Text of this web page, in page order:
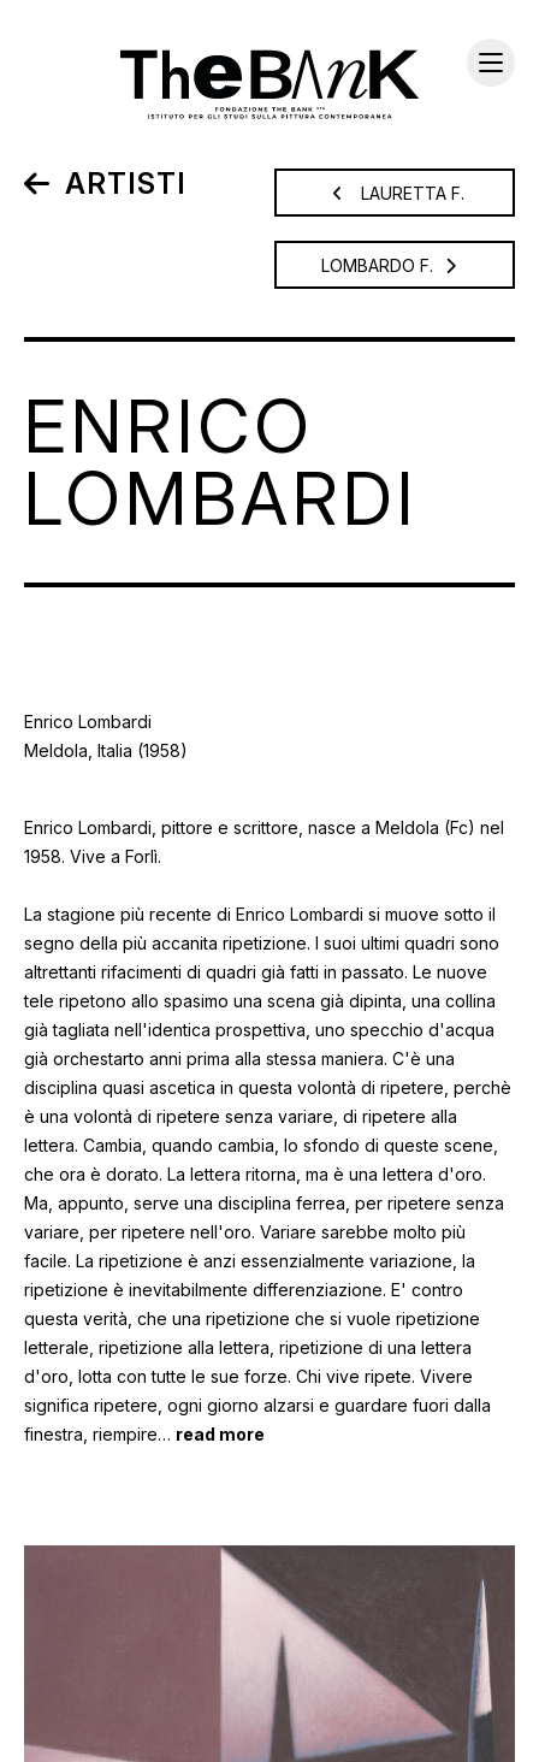
ARTISTI LAURETTA F.
LOMBARDO F.
ENRICO
LOMBARDI
Enrico Lombardi
Meldola, Italia (1958)
Enrico Lombardi, pittore e scrittore, nasce a Meldola (Fc) nel
1958. Vive a Forlì.
La stagione più recente di Enrico Lombardi si muove sotto il
segno della più accanita ripetizione. I suoi ultimi quadri sono
altrettanti rifacimenti di quadri già fatti in passato. Le nuove
tele ripetono allo spasimo una scena già dipinta, una collina
già tagliata nell'identica prospettiva, uno specchio d'acqua
già orchestarto anni prima alla stessa maniera. C'è una
disciplina quasi ascetica in questa volontà di ripetere, perchè
è una volontà di ripetere senza variare, di ripetere alla
lettera. Cambia, quando cambia, lo sfondo di queste scene,
che ora è dorato. La lettera ritorna, ma è una lettera d'oro.
Ma, appunto, serve una disciplina ferrea, per ripetere senza
variare, per ripetere nell'oro. Variare sarebbe molto più
facile. La ripetizione è anzi essenzialmente variazione, la
ripetizione è inevitabilmente differenziazione. E' contro
questa verità, che una ripetizione che si vuole ripetizione
letterale, ripetizione alla lettera, ripetizione di una lettera
d'oro, lotta con tutte le sue forze. Chi vive ripete. Vivere
significa ripetere, ogni giorno alzarsi e guardare fuori dalla
finestra, riempire… read more